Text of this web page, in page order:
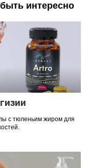
интересно
с тюленьим жиром для